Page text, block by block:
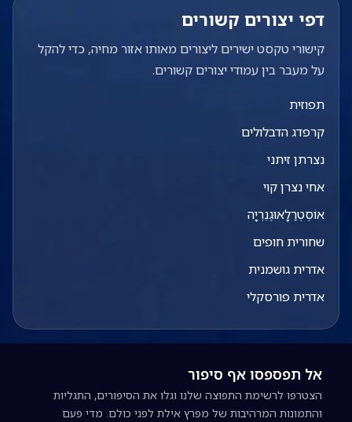
דפי יצורים קשורים
קישורי טקסט ישירים ליצורים מאותו אזור מחיה, כדי להקל
על מעבר בין עמודי יצורים קשורים.
תפוזית
קרפדג הדבלולים
נצרתן זיתני
אחי נצרן קוי
אוֹסְטְרַלָאוּגֶנֵרְיָה
שחורית חופים
אדרית גושמנית
אדרית פורסקלי
אל תפספסו אף סיפור
הצטרפו לרשימת התפוצה שלנו וגלו את הסיפורים, התגליות
והתמונות המרהיבות של מפרץ אילת לפני כולם. מדי פעם